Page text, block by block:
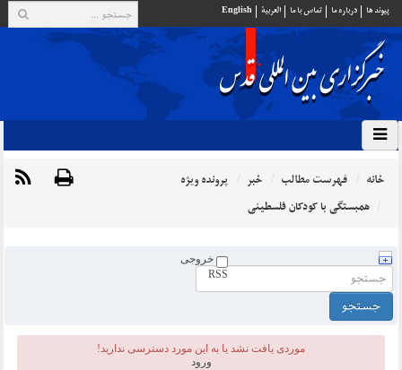
پيوند ها درباره ما تماس با ما العربية English
خانه فهرست مطالب خبر پرونده ویژه
همبستگی با کودکان فلسطینی
خروجی
RSS
موردی يافت نشد یا به این مورد دسترسی ندارید!
ورود